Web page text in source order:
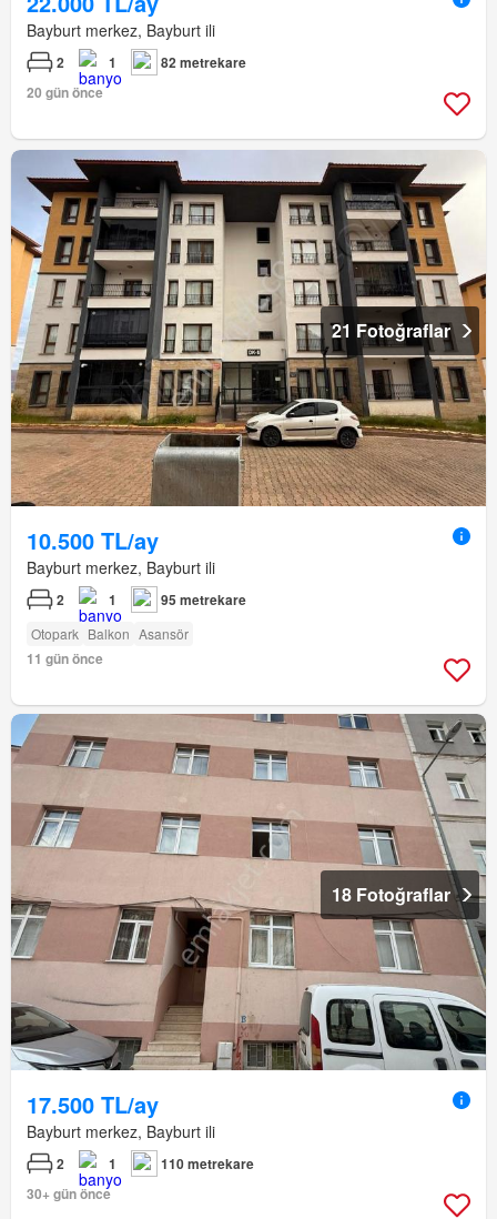
Bayburt merkez, Bayburt ili
2 1
82 metrekare
20 gün önce
21 Fotoğraflar
10.500 TL/ay
Bayburt merkez, Bayburt ili
2 1 95 metrekare
Otopark Balkon Asansör
11 gün önce
18 Fotoğraflar
17.500 TL/ay
Bayburt merkez, Bayburt ili
2 1
110 metrekare
30+ gün önce